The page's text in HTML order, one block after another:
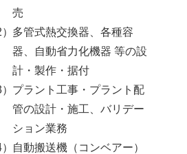
売
多管式熱交換器、各種容
器、自動省力化機器 等の設
計・製作・据付
プラント工事・プラント配
管の設計・施工、バリデー
ション業務
自動搬送機（コンベアー）